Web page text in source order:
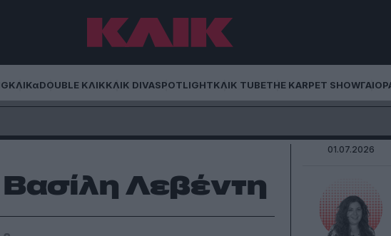
ΚΛΙΚαDOUBLE ΚΛΙΚΚΛΙΚ DIVASPOTLIGHTΚΛΙΚ TUBETHE KARPET SHOW
Βασίλη Λεβέντη
01.07.2026